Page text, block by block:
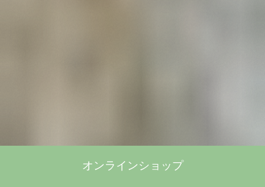
オンラインショップ